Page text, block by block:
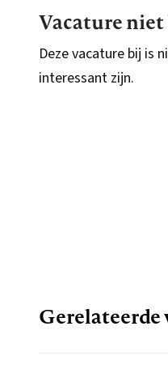
Vacature
Deze vacature bij is
interessant zijn.
Gerelateerde